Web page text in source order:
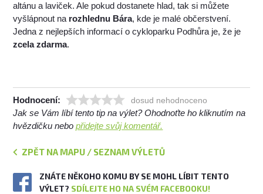
altánu a laviček. Ale pokud dostanete hlad, tak si můžete
vyšlápnout na rozhlednu Bára, kde je malé občerstvení.
Jedna z nejlepších informací o cykloparku Podhůra je, že je
zcela zdarma.
Hodnocení: dosud nehodnoceno
Jak se Vám líbí tento tip na výlet? Ohodnoťte ho kliknutím na
hvězdičku nebopřidejte svůj komentář.
ZPĚT NA MAPU / SEZNAM VÝLETŮ
ZNÁTE NĚKOHO KOMU BY SE MOHL LÍBIT TENTO
VÝLET? SDÍLEJTE HO NA SVÉM FACEBOOKU!